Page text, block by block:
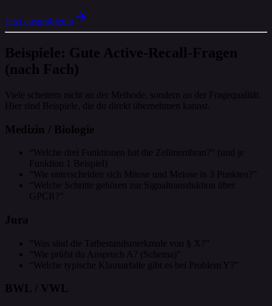
Jetzt ausprobieren
Beispiele: Gute Active-Recall-Fragen
(nach Fach)
Viele scheitern nicht an der Methode, sondern an der Fragequalität.
Hier sind Beispiele, die du direkt übernehmen kannst.
Medizin / Biologie
“Welche drei Funktionen hat die Zellmembran?” (und je
Funktion 1 Beispiel)
“Wie unterscheiden sich Mitose und Meiose in 3 Punkten?”
“Welche Schritte gehören zur Signaltransduktion über
GPCR?”
Jura
“Was sind die Tatbestandsmerkmale von § X?”
“Wie prüfst du Anspruch A? (Schema)”
“Welche typische Klausurfalle gibt es bei Problem Y?”
BWL / VWL